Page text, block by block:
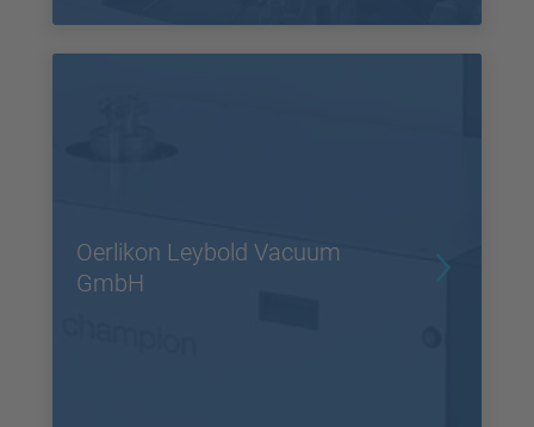
Oerlikon Leybold Vacuum
GmbH